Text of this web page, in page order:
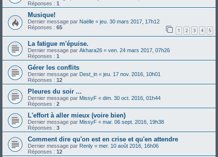
Réponses : 1
Musique!
Dernier message par Naëlle « jeu. 30 mars 2017, 17h12
Réponses : 65 1 2 3 4 5
La fatigue m'épuise.
Dernier message par Akhara26 « ven. 24 mars 2017, 07h26
Réponses : 1
Gérer les conflits
Dernier message par Dest_in « jeu. 17 nov. 2016, 10h01
Réponses : 12
Pleures du soir ...
Dernier message par MissyF « dim. 30 oct. 2016, 01h44
Réponses : 2
L'effort à aller mieux (voire bien)
Dernier message par MissyF « mar. 06 sept. 2016, 19h38
Réponses : 3
Comment dire qu'on est en crise et qu'en attendre
Dernier message par Renly « mer. 10 août 2016, 16h06
Réponses : 12